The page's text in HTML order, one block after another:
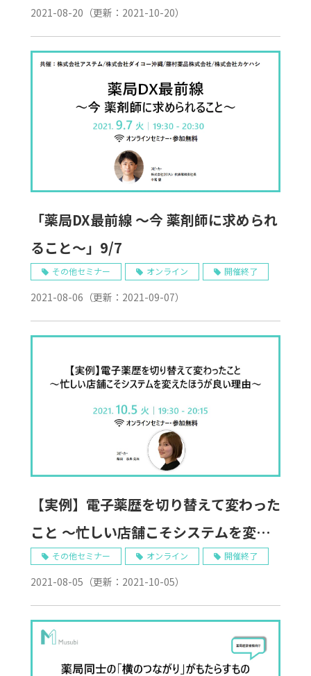
2021-08-20 （更新： 2021-10-20）
「薬局DX最前線 ～今 薬剤師に求められ
ること～」9/7
その他セミナー オンライン 開催終了
2021-08-06 （更新： 2021-09-07）
【実例】電子薬歴を切り替えて変わった
こと ～忙しい店舗こそシステムを変え
たほうが良い理由～～ 10/5 Web開催
その他セミナー オンライン 開催終了
2021-08-05 （更新： 2021-10-05）